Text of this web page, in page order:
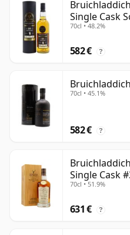
Single Cask
70cl • 48.2%
582 € ?
70cl • 45.1%
582 € ?
Single Cask
70cl • 51.9%
631 € ?